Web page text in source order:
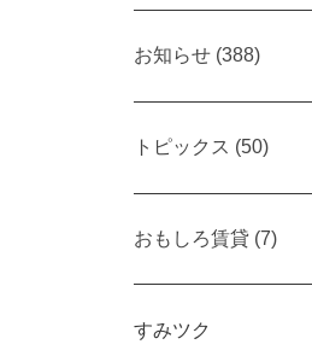
お知らせ (388)
トピックス (50)
おもしろ賃貸 (7)
すみツク